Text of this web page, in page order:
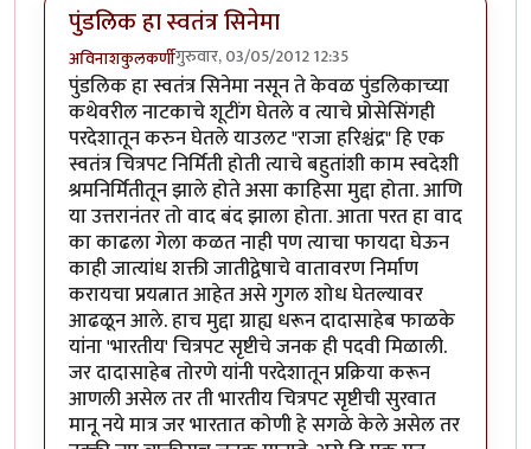
पुंडलिक हा स्वतंत्र सिनेमा
अविनाशकुलकर्णीगुरुवार, 03/05/2012 12:35
पुंडलिक हा स्वतंत्र सिनेमा नसून ते केवळ पुंडलिकाच्या
कथेवरील नाटकाचे शूटींग घेतले व त्याचे प्रोसेसिंगही
परदेशातून करुन घेतले याउलट "राजा हरिश्चंद्र" हि एक
स्वतंत्र चित्रपट निर्मिती होती त्याचे बहुतांशी काम स्वदेशी
श्रमनिर्मितीतून झाले होते असा काहिसा मुद्दा होता. आणि
या उत्तरानंतर तो वाद बंद झाला होता. आता परत हा वाद
का काढला गेला कळत नाही पण त्याचा फायदा घेऊन
काही जात्यांध शक्ती जातीद्वेषाचे वातावरण निर्माण
करायचा प्रयत्नात आहेत असे गुगल शोध घेतल्यावर
आढळून आले. हाच मुद्दा ग्राह्य धरून दादासाहेब फाळके
यांना 'भारतीय' चित्रपट सृष्टीचे जनक ही पदवी मिळाली.
जर दादासाहेब तोरणे यांनी परदेशातून प्रक्रिया करून
आणली असेल तर ती भारतीय चित्रपट सृष्टीची सुरवात
मानू नये मात्र जर भारतात कोणी हे सगळे केले असेल तर